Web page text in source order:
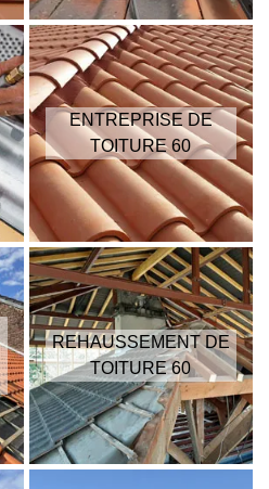
ENTREPRISE DE
TOITURE 60
REHAUSSEMENT DE
TOITURE 60